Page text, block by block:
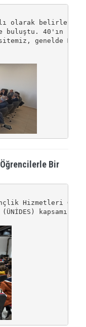
olarak belirleyen
40'ın
genelde
Bir
Hizmetleri